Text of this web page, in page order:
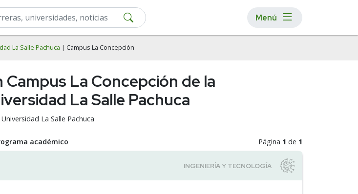
Menú
La Salle Pachuca | Campus La Concepción
La Concepción de la
La Salle Pachuca
La Salle Pachuca
académico Página 1 de 1